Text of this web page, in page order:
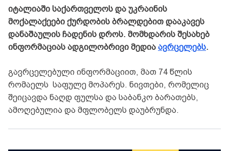
იტალიაში საქართველოს და უკრაინის
მოქალაქეები ქურდობის ბრალდებით დააკავეს
დანაშაულის ჩადენის დროს. მომხდარის შესახებ
ინფორმაციას ადგილობრივი მედია ავრცელებს.
გავრცელებული ინფორმაციით, მათ 74 წლის
რომაელს საფულე მოპარეს. ნივთები, რომელიც
შეიცავდა ნაღდ ფულსა და საბანკო ბარათებს,
ამოღებულია და მფლობელს დაუბრუნდა.